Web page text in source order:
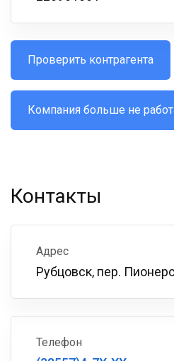
Проверить контрагента
Компания больше не
Контакты
Адрес
Рубцовск, пер.
Телефон